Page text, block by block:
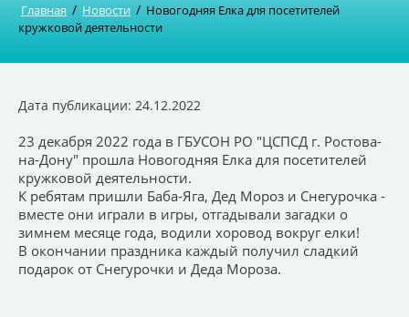
Главная / Новости / Новогодняя Елка для посетителей
кружковой деятельности
Дата публикации: 24.12.2022
23 декабря 2022 года в ГБУСОН РО "ЦСПСД г. Ростова-
на-Дону" прошла Новогодняя Елка для посетителей
кружковой деятельности.
К ребятам пришли Баба-Яга, Дед Мороз и Снегурочка -
вместе они играли в игры, отгадывали загадки о
зимнем месяце года, водили хоровод вокруг елки!
В окончании праздника каждый получил сладкий
подарок от Снегурочки и Деда Мороза.